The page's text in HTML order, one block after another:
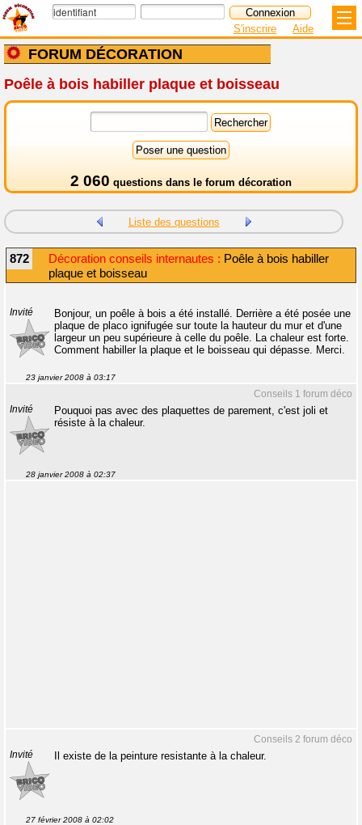
FORUM DÉCORATION
S'inscrire Aide
Poêle à bois habiller plaque et boisseau
2 060 questions dans le forum décoration
Liste des questions
872 Décoration conseils internautes : Poêle à bois habiller
plaque et boisseau
Invité
Bonjour, un poêle à bois a été installé. Derrière a été posée une
plaque de placo ignifugée sur toute la hauteur du mur et d'une
largeur un peu supérieure à celle du poêle. La chaleur est forte.
Comment habiller la plaque et le boisseau qui dépasse. Merci.
23 janvier 2008 à 03:17
Conseils 1 forum déco
Invité
Pouquoi pas avec des plaquettes de parement, c'est joli et
résiste à la chaleur.
28 janvier 2008 à 02:37
Conseils 2 forum déco
Invité Il existe de la peinture resistante à la chaleur.
27 février 2008 à 02:02